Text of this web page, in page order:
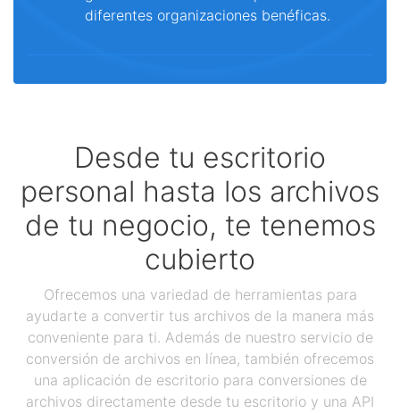
diferentes organizaciones benéficas.
Desde tu escritorio
personal hasta los archivos
de tu negocio, te tenemos
cubierto
Ofrecemos una variedad de herramientas para
ayudarte a convertir tus archivos de la manera más
conveniente para ti. Además de nuestro servicio de
conversión de archivos en línea, también ofrecemos
una aplicación de escritorio para conversiones de
archivos directamente desde tu escritorio y una API